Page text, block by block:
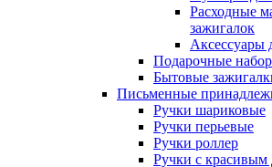
Расходные
зажигалок
Аксессуары
Подарочные
Бытовые
Письменные
Ручки шариковые
Ручки перьевые
Ручки роллер
Ручки с красивым